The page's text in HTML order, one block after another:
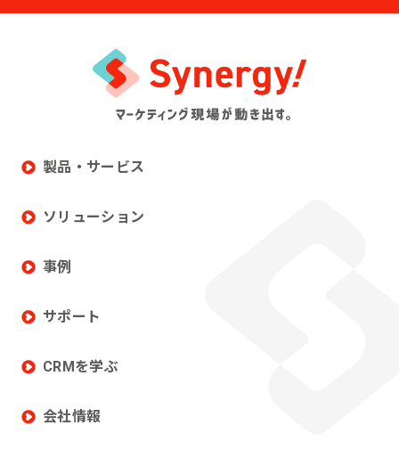
製品・サービス
ソリューション
事例
サポート
CRMを学ぶ
会社情報